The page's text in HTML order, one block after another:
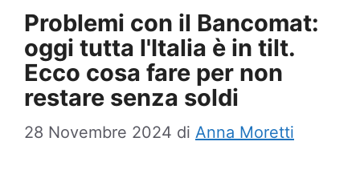
Problemi con il Bancomat:
oggi tutta l'Italia è in tilt.
Ecco cosa fare per non
restare senza soldi
28 Novembre 2024 di Anna Moretti